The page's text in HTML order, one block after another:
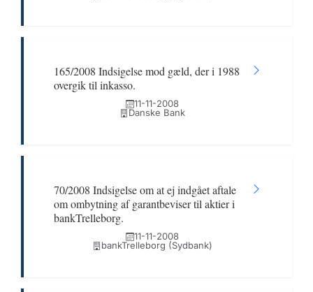
165/2008 Indsigelse mod gæld, der i 1988
overgik til inkasso.
11-11-2008
Danske Bank
70/2008 Indsigelse om at ej indgået aftale
om ombytning af garantbeviser til aktier i
bankTrelleborg.
11-11-2008
bankTrelleborg (Sydbank)